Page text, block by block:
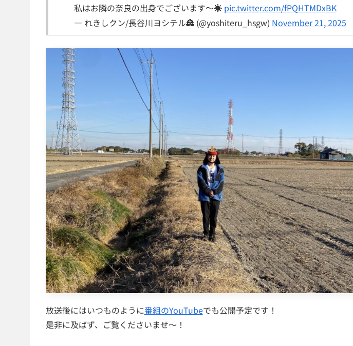
私はお隣の奈良の出身でございます〜☀️ pic.twitter.com/fPQHTMDxBK
— れきしクン/長谷川ヨシテル🏯 (@yoshiteru_hsgw) November 21, 2025
放送後にはいつものように番組のYouTubeでも公開予定です！
是非に及ばず、ご覧くださいませ〜！